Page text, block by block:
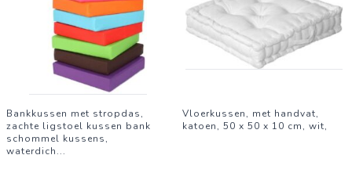
Bankkussen met stropdas,
zachte ligstoel kussen bank
schommel kussens,
waterdich...
Vloerkussen, met handvat,
katoen, 50 x 50 x 10 cm, wit,